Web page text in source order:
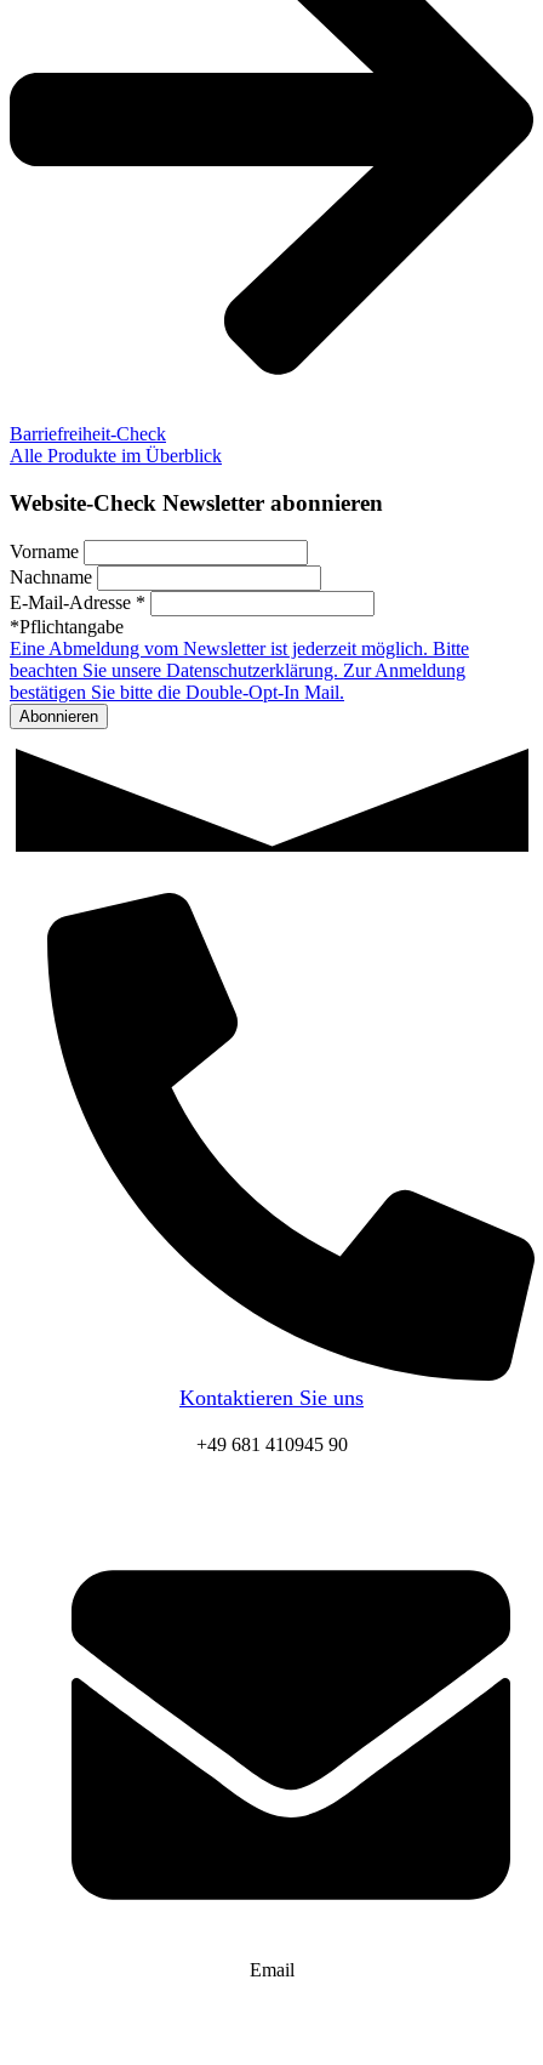
Barriefreiheit-Check
Alle Produkte im Überblick
Website-Check Newsletter abonnieren
Vorname
Nachname
E-Mail-Adresse *
*Pflichtangabe
Eine Abmeldung vom Newsletter ist jederzeit möglich. Bitte
beachten Sie unsere Datenschutzerklärung. Zur Anmeldung
bestätigen Sie bitte die Double-Opt-In Mail.
Kontaktieren Sie uns
+49 681 410945 90
Email